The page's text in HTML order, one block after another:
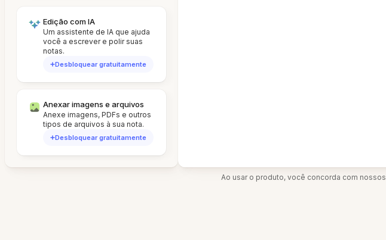
Edição com IA
Um assistente de IA que ajuda
você a escrever e polir suas
notas.
Desbloquear gratuitamente
Anexar imagens e arquivos
Anexe imagens, PDFs e outros
tipos de arquivos à sua nota.
Desbloquear gratuitamente
Ao usar o produto, você concorda com nossos